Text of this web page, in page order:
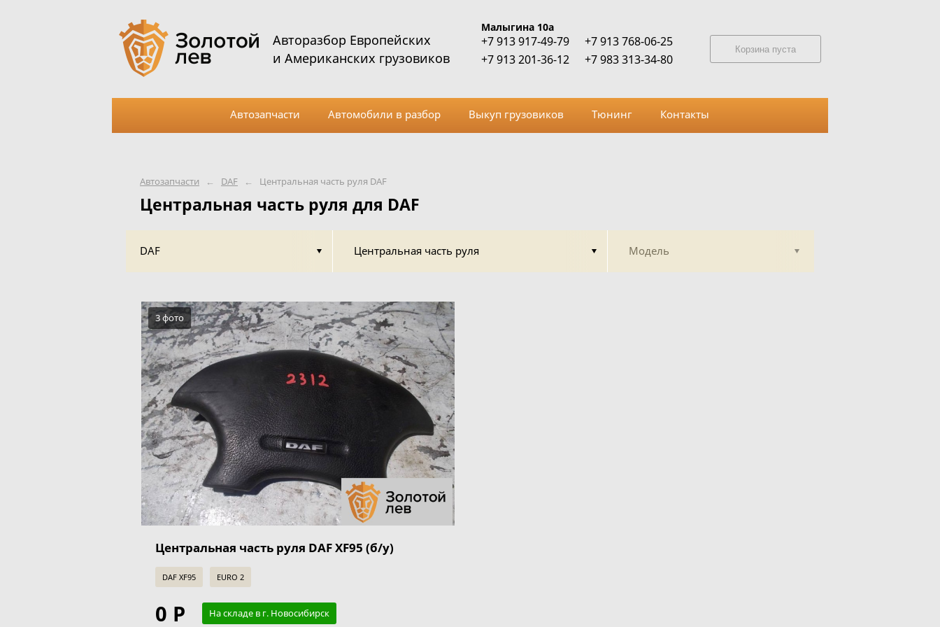
Автозапчасти ← DAF ← Центральная часть руля DAF
Центральная часть руля для DAF
DAF Центральная часть руля Модель
3 фото
Центральная часть руля DAF XF95 (б/у)
DAF XF95 EURO 2
0 Р На складе в г. Новосибирск
Авторазбор Европейских
и Американских грузовиков
Малыгина 10а
+7 913 917-49-79
+7 913 201-36-12
+7 913 768-06-25
+7 983 313-34-80
Корзина пуста
Автозапчасти Автомобили в разбор Выкуп грузовиков Тюнинг Контакты